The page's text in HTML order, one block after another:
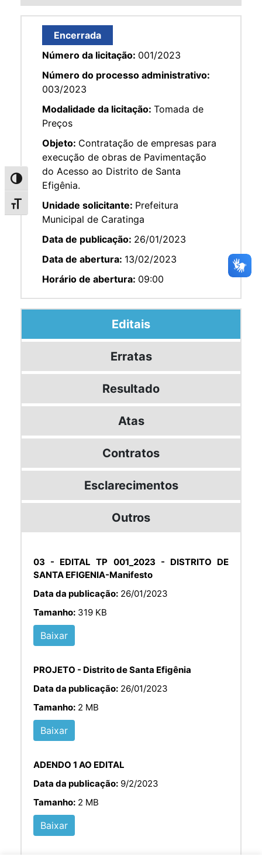
Alternar alto contraste
Alternar tamanho da fonte
Encerrada
Número da licitação: 001/2023
Número do processo administrativo:
003/2023
Modalidade da licitação: Tomada de
Preços
Objeto: Contratação de empresas para
execução de obras de Pavimentação
do Acesso ao Distrito de Santa
Efigênia.
Unidade solicitante: Prefeitura
Municipal de Caratinga
Data de publicação: 26/01/2023
Data de abertura: 13/02/2023
Horário de abertura: 09:00
Editais
Erratas
Resultado
Atas
Contratos
Esclarecimentos
Outros
03 - EDITAL TP 001_2023 - DISTRITO DE
SANTA EFIGENIA-Manifesto
Data da publicação: 26/01/2023
Tamanho: 319 KB
Baixar
PROJETO - Distrito de Santa Efigênia
Data da publicação: 26/01/2023
Tamanho: 2 MB
Baixar
ADENDO 1 AO EDITAL
Data da publicação: 9/2/2023
Tamanho: 2 MB
Baixar